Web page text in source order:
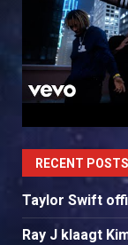
RECENT POSTS
Taylor Swift
Ray J klaagt